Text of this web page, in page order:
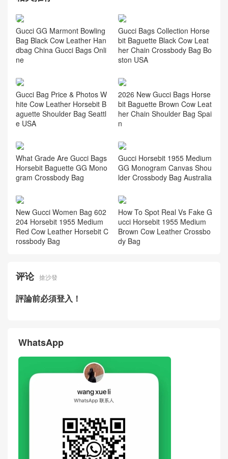
Gucci GG Marmont Bowling
Bag Black Cow Leather Han
dbag China Gucci Bags Onli
ne
Gucci Bags Collection Horse
bit Baguette Black Cow Leat
her Chain Crossbody Bag Bo
ston USA
Gucci Bag Price & Photos W
hite Cow Leather Horsebit B
aguette Shoulder Bag Seattl
e USA
2026 New Gucci Bags Horse
bit Baguette Brown Cow Leat
her Chain Shoulder Bag Spai
n
What Grade Are Gucci Bags
Horsebit Baguette GG Mono
gram Crossbody Bag
Gucci Horsebit 1955 Medium
GG Monogram Canvas Shou
lder Crossbody Bag Australia
New Gucci Women Bag 602
204 Horsebit 1955 Medium
Red Cow Leather Horsebit C
rossbody Bag
How To Spot Real Vs Fake G
ucci Horsebit 1955 Medium
Brown Cow Leather Crossbo
dy Bag
评论 搶沙發
評論前必須登入！
WhatsApp